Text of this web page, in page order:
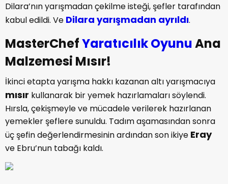
Dilara’nın yarışmadan çekilme isteği, şefler tarafından
kabul edildi. Ve Dilara yarışmadan ayrıldı.
MasterChefYaratıcılık OyunuAna
Malzemesi Mısır!
İkinci etapta yarışma hakkı kazanan altı yarışmacıya
mısır kullanarak bir yemek hazırlamaları söylendi.
Hırsla, çekişmeyle ve mücadele verilerek hazırlanan
yemekler şeflere sunuldu. Tadım aşamasından sonra
üç şefin değerlendirmesinin ardından son ikiye Eray
ve Ebru’nun tabağı kaldı.